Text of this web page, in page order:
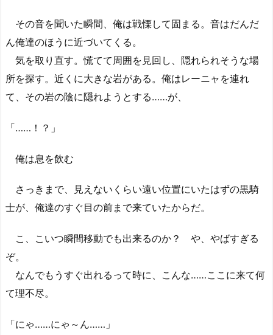
その音を聞いた瞬間、俺は戦慄して固まる。音はだんだ
ん俺達のほうに近づいてくる。
気を取り直す。慌てて周囲を見回し、隠れられそうな場
所を探す。近くに大きな岩がある。俺はレーニャを連れ
て、その岩の陰に隠れようとする……が、
「……！？」
俺は息を飲む
さっきまで、見えないくらい遠い位置にいたはずの黒騎
士が、俺達のすぐ目の前まで来ていたからだ。
こ、こいつ瞬間移動でも出来るのか？ や、やばすぎる
ぞ。
なんでもうすぐ出れるって時に、こんな……ここに来て何
て理不尽。
「にゃ……にゃ～ん……」